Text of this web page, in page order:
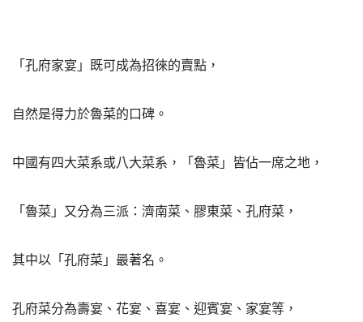
「孔府家宴」既可成為招徠的賣點，
自然是得力於魯菜的口碑。
中國有四大菜系或八大菜系，「魯菜」皆佔一席之地，
「魯菜」又分為三派：濟南菜、膠東菜、孔府菜，
其中以「孔府菜」最著名。
孔府菜分為壽宴、花宴、喜宴、迎賓宴、家宴等，